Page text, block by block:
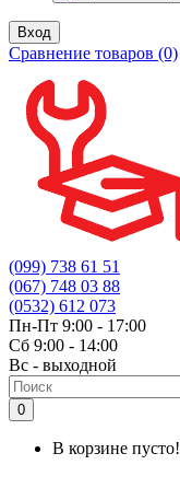
Вход
Сравнение товаров (0)
(099) 738 61 51
(067) 748 03 88
(0532) 612 073
Пн-Пт 9:00 - 17:00
Сб 9:00 - 14:00
Вс - выходной
0
В корзине пусто!